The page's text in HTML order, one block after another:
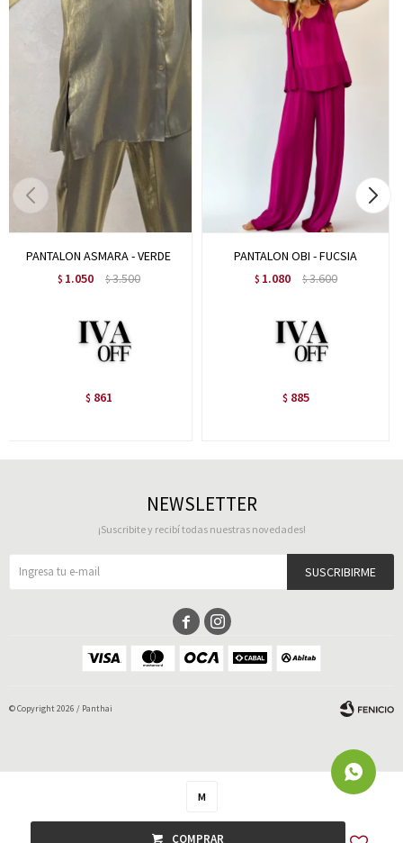
M
COMPRAR
PANTALON ASMARA - VERDE
$ 1.050 $3.500
$ 861
PANTALON OBI - FUCSIA
$ 1.080 $3.600
$ 885
NEWSLETTER
¡Suscribite y recibí todas nuestras novedades!
SUSCRIBIRME
 
© Copyright 2026 / Panthai